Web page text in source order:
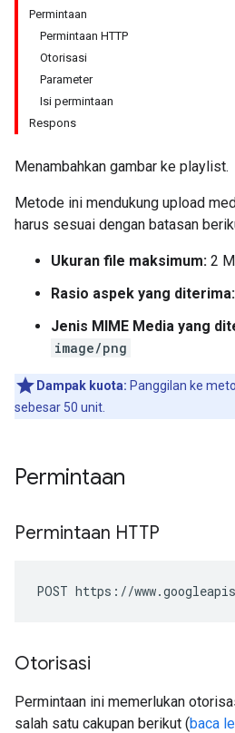
Permintaan
Permintaan HTTP
Otorisasi
Parameter
Isi permintaan
Respons
Menambahkan gambar ke playlist.
Metode ini mendukung upload
harus sesuai dengan batasan
Ukuran file maksimum: 2
Rasio aspek yang diterima:
Jenis MIME Media yang
image/png
Dampak kuota: Panggilan ke
sebesar 50 unit.
Permintaan
Permintaan HTTP
POST https://
Otorisasi
Permintaan ini memerlukan
salah satu cakupan berikut (baca